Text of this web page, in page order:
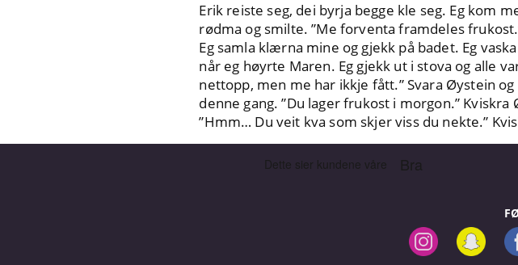
Erik reiste seg, dei byrja begge kle seg. Eg kom
rødma og smilte. ”Me forventa framdeles
Eg samla klærna mine og gjekk på badet. Eg
når eg høyrte Maren. Eg gjekk ut i stova og alle
nettopp, men me har ikkje fått.” Svara Øystein
denne gang. ”Du lager frukost i morgon.”
”Hmm… Du veit kva som skjer viss du nekte.”